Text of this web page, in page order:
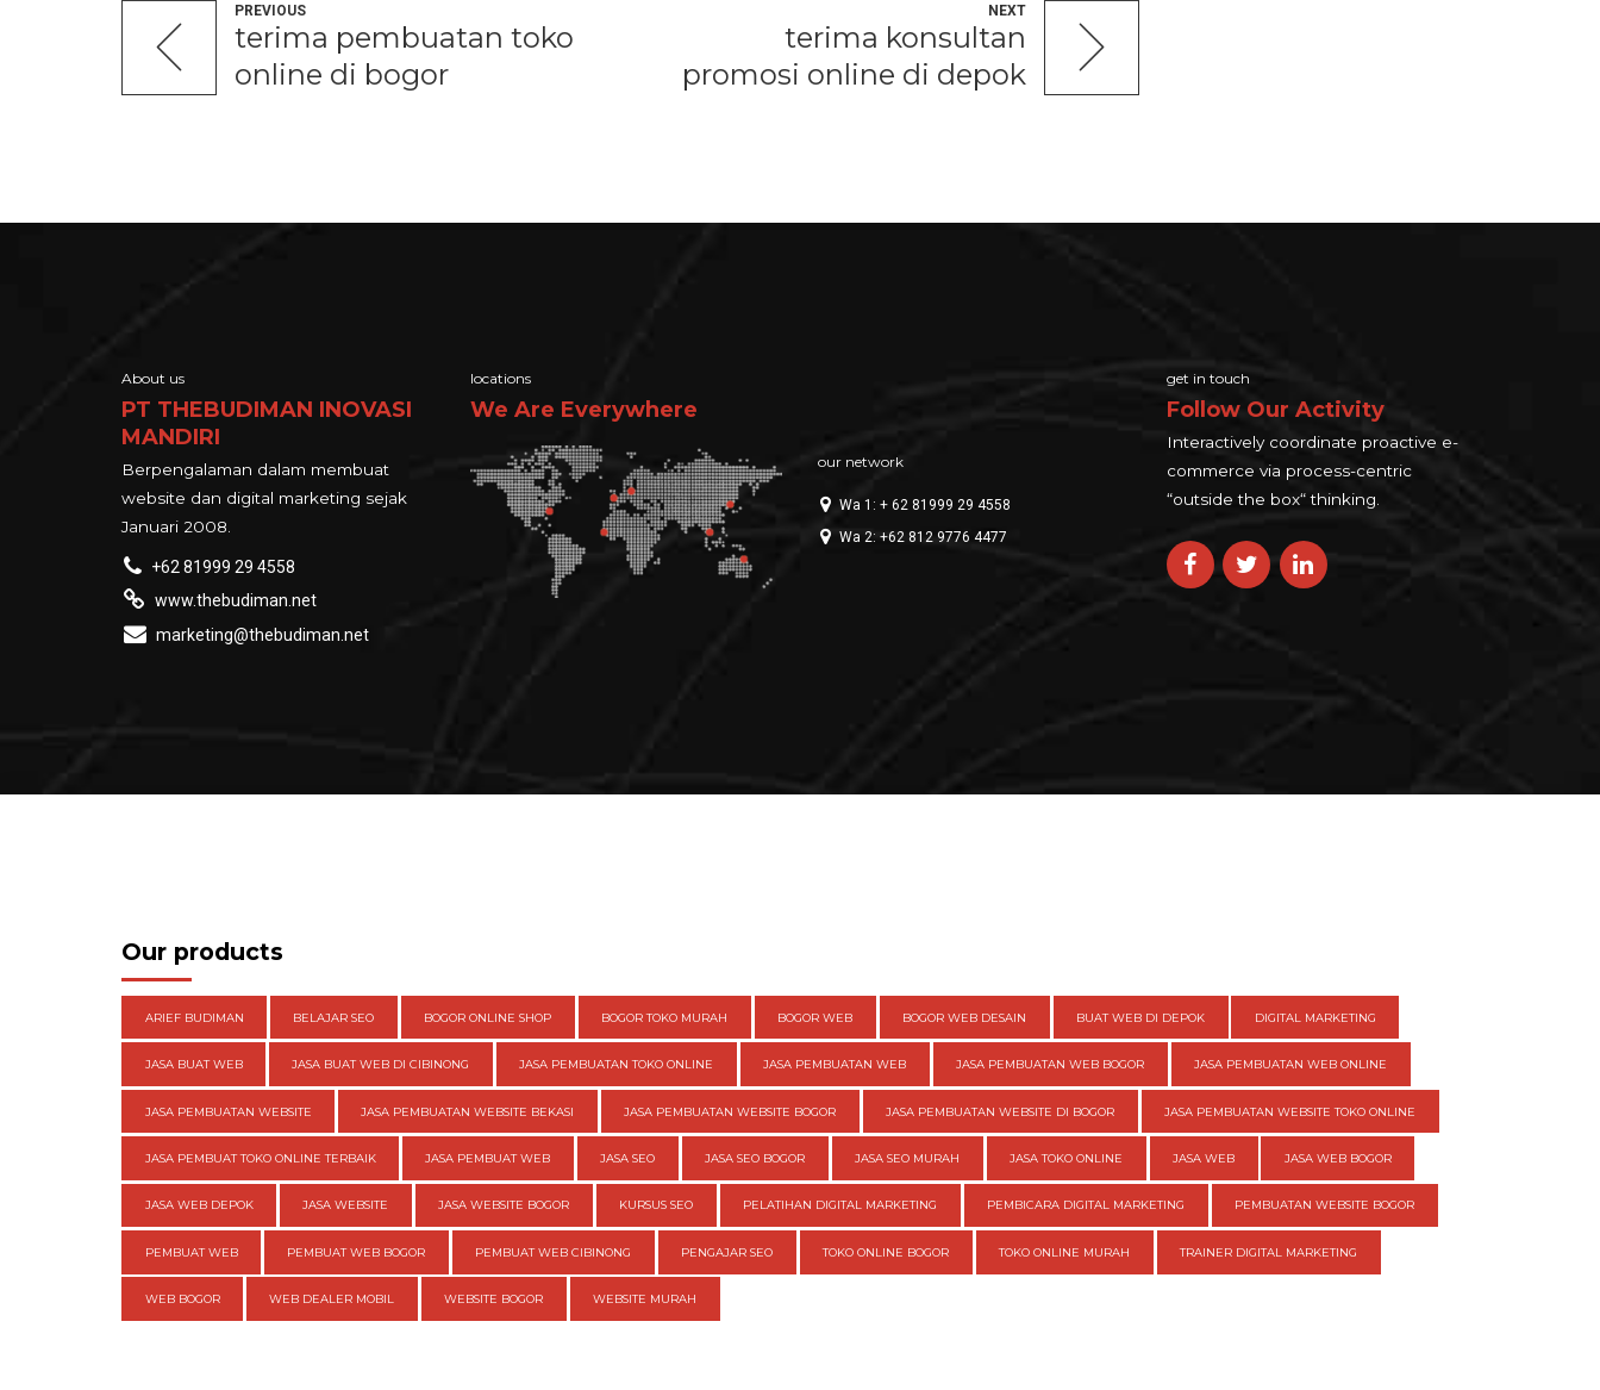
PREVIOUS
terima pembuatan toko
online di bogor
NEXT
terima konsultan
promosi online di depok
About us
PT THEBUDIMAN INOVASI
MANDIRI
Berpengalaman dalam membuat
website dan digital marketing sejak
Januari 2008.
+62 81999 29 4558
www.thebudiman.net
marketing@thebudiman.net
locations
We Are Everywhere
our network
Wa 1: + 62 81999 29 4558
Wa 2: +62 812 9776 4477
get in touch
Follow Our Activity
Interactively coordinate proactive e-
commerce via process-centric
“outside the box“ thinking.
Our products
ARIEF BUDIMAN BELAJAR SEO BOGOR ONLINE SHOP BOGOR TOKO MURAH BOGOR WEB BOGOR WEB DESAIN BUAT WEB DI DEPOK DIGITAL MARKETING
JASA BUAT WEB JASA BUAT WEB DI CIBINONG JASA PEMBUATAN TOKO ONLINE JASA PEMBUATAN WEB JASA PEMBUATAN WEB BOGOR JASA PEMBUATAN WEB ONLINE
JASA PEMBUATAN WEBSITE JASA PEMBUATAN WEBSITE BEKASI JASA PEMBUATAN WEBSITE BOGOR JASA PEMBUATAN WEBSITE DI BOGOR JASA PEMBUATAN WEBSITE TOKO ONLINE
JASA PEMBUAT TOKO ONLINE TERBAIK JASA PEMBUAT WEB JASA SEO JASA SEO BOGOR JASA SEO MURAH JASA TOKO ONLINE JASA WEB JASA WEB BOGOR
JASA WEB DEPOK JASA WEBSITE JASA WEBSITE BOGOR KURSUS SEO PELATIHAN DIGITAL MARKETING PEMBICARA DIGITAL MARKETING PEMBUATAN WEBSITE BOGOR
PEMBUAT WEB PEMBUAT WEB BOGOR PEMBUAT WEB CIBINONG PENGAJAR SEO TOKO ONLINE BOGOR TOKO ONLINE MURAH TRAINER DIGITAL MARKETING
WEB BOGOR WEB DEALER MOBIL WEBSITE BOGOR WEBSITE MURAH